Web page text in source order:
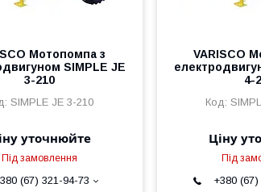
Мотопомпа з
SIMPLE JE
3-210
SIMPLE JE 3-210
уточнюйте
Під замовлення
(67) 321-94-73
VARISCO
4-
Ціну
Під
+380